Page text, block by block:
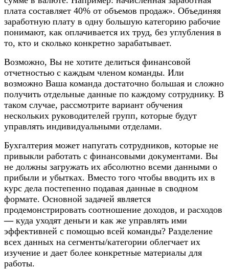
плата составляет 40% от объемов продаж». Объединяя
заработную плату в одну большую категорию рабочие
понимают, как оплачивается их труд, без углубления в
то, кто и сколько конкретно зарабатывает.
Возможно, Вы не хотите делиться финансовой
отчетностью с каждым членом команды. Или
возможно Ваша команда достаточно большая и сложно
получить отдельные данные по каждому сотруднику. В
таком случае, рассмотрите вариант обучения
нескольких руководителей групп, которые будут
управлять индивидуальными отделами.
Бухгалтерия может напугать сотрудников, которые не
привыкли работать с финансовыми документами. Вы
не должны загружать их абсолютно всеми данными о
прибыли и убытках. Вместо того чтобы вводить их в
курс дела постепенно подавая данные в сводном
формате. Основной задачей является
продемонстрировать соотношение доходов, и расходов
— куда уходят деньги и как же управлять ими
эффективней с помощью всей команды? Разделение
всех данных на сегменты/категории облегчает их
изучение и дает более конкретные материалы для
работы.